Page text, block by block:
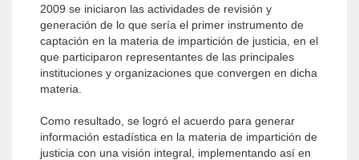
2009 se iniciaron las actividades de revisión y
generación de lo que sería el primer instrumento de
captación en la materia de impartición de justicia, en el
que participaron representantes de las principales
instituciones y organizaciones que convergen en dicha
materia.
Como resultado, se logró el acuerdo para generar
información estadística en la materia de impartición de
justicia con una visión integral, implementando así en